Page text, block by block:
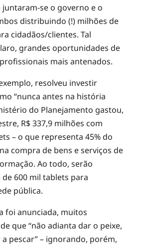
se o governo e o
distribuindo (!) milhões de
cidadãos/clientes. Tal
grandes oportunidades de
mais antenados.
resolveu investir
“nunca antes na história
do Planejamento gastou,
R$ 337,9 milhões com
– o que representa 45% do
compra de bens e serviços de
Ao todo, serão
600 mil tablets para
pública.
foi anunciada, muitos
que “não adianta dar o peixe,
pescar” – ignorando, porém,